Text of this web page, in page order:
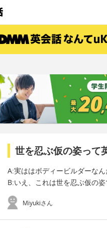
世を忍ぶ仮の姿って
A:実ははボディービルダーなん
B:いえ、これは世を忍ぶ仮の姿
Miyukiさん